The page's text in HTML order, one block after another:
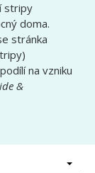
stripy
doma.
stránka
na vzniku
&